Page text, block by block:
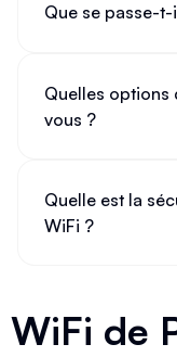
Que se passe-
Quelles
vous ?
Quelle est la
WiFi ?
WiFi de